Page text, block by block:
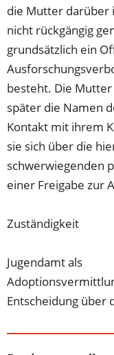
die Mutter darüber
nicht rückgängig
grundsätzlich ein
besteht. Die
später die Namen
Kontakt mit ihrem
sie sich über die
schwerwiegenden
einer Freigabe zur
Zuständigkeit
Jugendamt als
Entscheidung über